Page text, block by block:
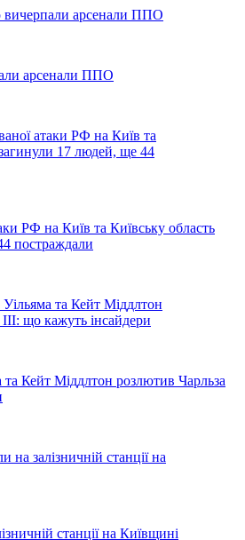
арсенали ППО
РФ на Київ та Київську область
постраждали
Кейт Міддлтон розлютив Чарльза
станції на Київщині